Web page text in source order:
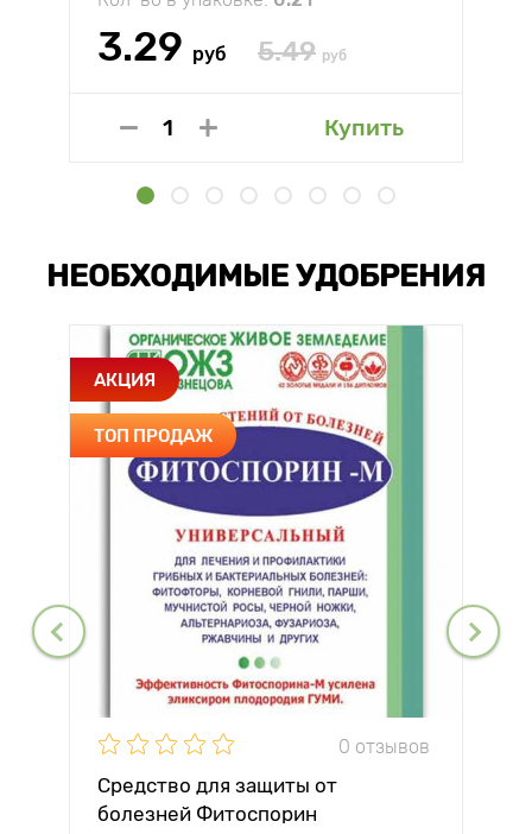
3.29 руб 5.49 руб
Купить
НЕОБХОДИМЫЕ УДОБРЕНИЯ
АКЦИЯ
ТОП ПРОДАЖ
0 отзывов
Средство для защиты от
болезней Фитоспорин